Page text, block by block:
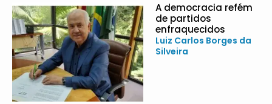
A democracia refém
de partidos
enfraquecidos
Luiz Carlos Borges da
Silveira